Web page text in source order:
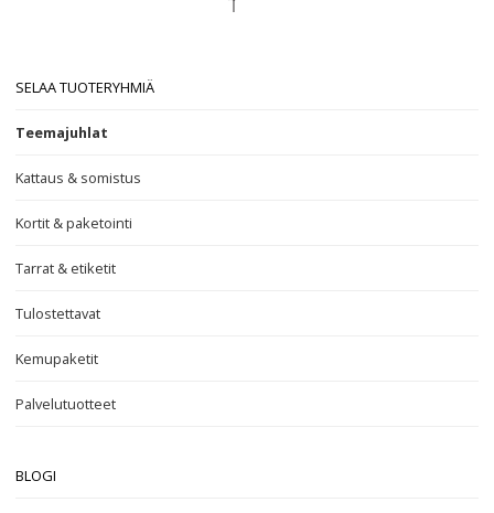
SELAA TUOTERYHMIÄ
Teemajuhlat
Kattaus & somistus
Kortit & paketointi
Tarrat & etiketit
Tulostettavat
Kemupaketit
Palvelutuotteet
BLOGI